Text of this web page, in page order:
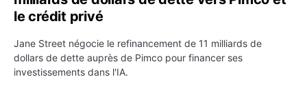
le crédit privé
Jane Street négocie le refinancement de 11 milliards de
dollars de dette auprès de Pimco pour financer ses
investissements dans l'IA.